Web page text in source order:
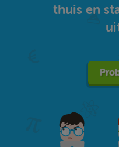
thuis en